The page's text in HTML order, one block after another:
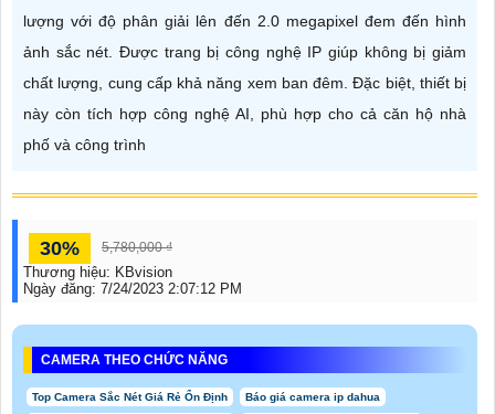
lượng với độ phân giải lên đến 2.0 megapixel đem đến hình
ảnh sắc nét. Được trang bị công nghệ IP giúp không bị giảm
chất lượng, cung cấp khả năng xem ban đêm. Đặc biệt, thiết bị
này còn tích hợp công nghệ AI, phù hợp cho cả căn hộ nhà
phố và công trình
30% 5,780,000 ₫
Thương hiệu: KBvision
Ngày đăng: 7/24/2023 2:07:12 PM
CAMERA THEO CHỨC NĂNG
Top Camera Sắc Nét Giá Rẻ Ổn Định Báo giá camera ip dahua